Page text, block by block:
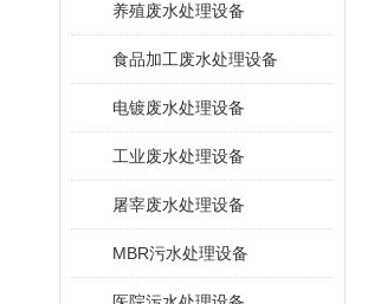
养殖废水处理设备
食品加工废水处理设备
电镀废水处理设备
工业废水处理设备
屠宰废水处理设备
MBR污水处理设备